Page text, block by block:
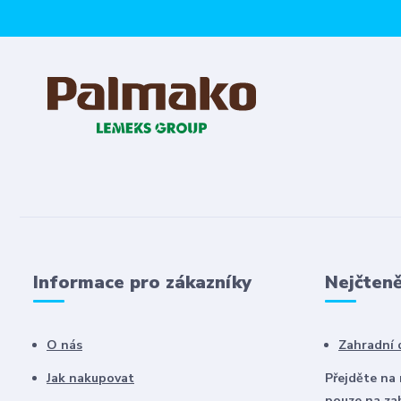
Informace pro zákazníky
O nás
Jak nakupovat
Zahradní
Přejděte na